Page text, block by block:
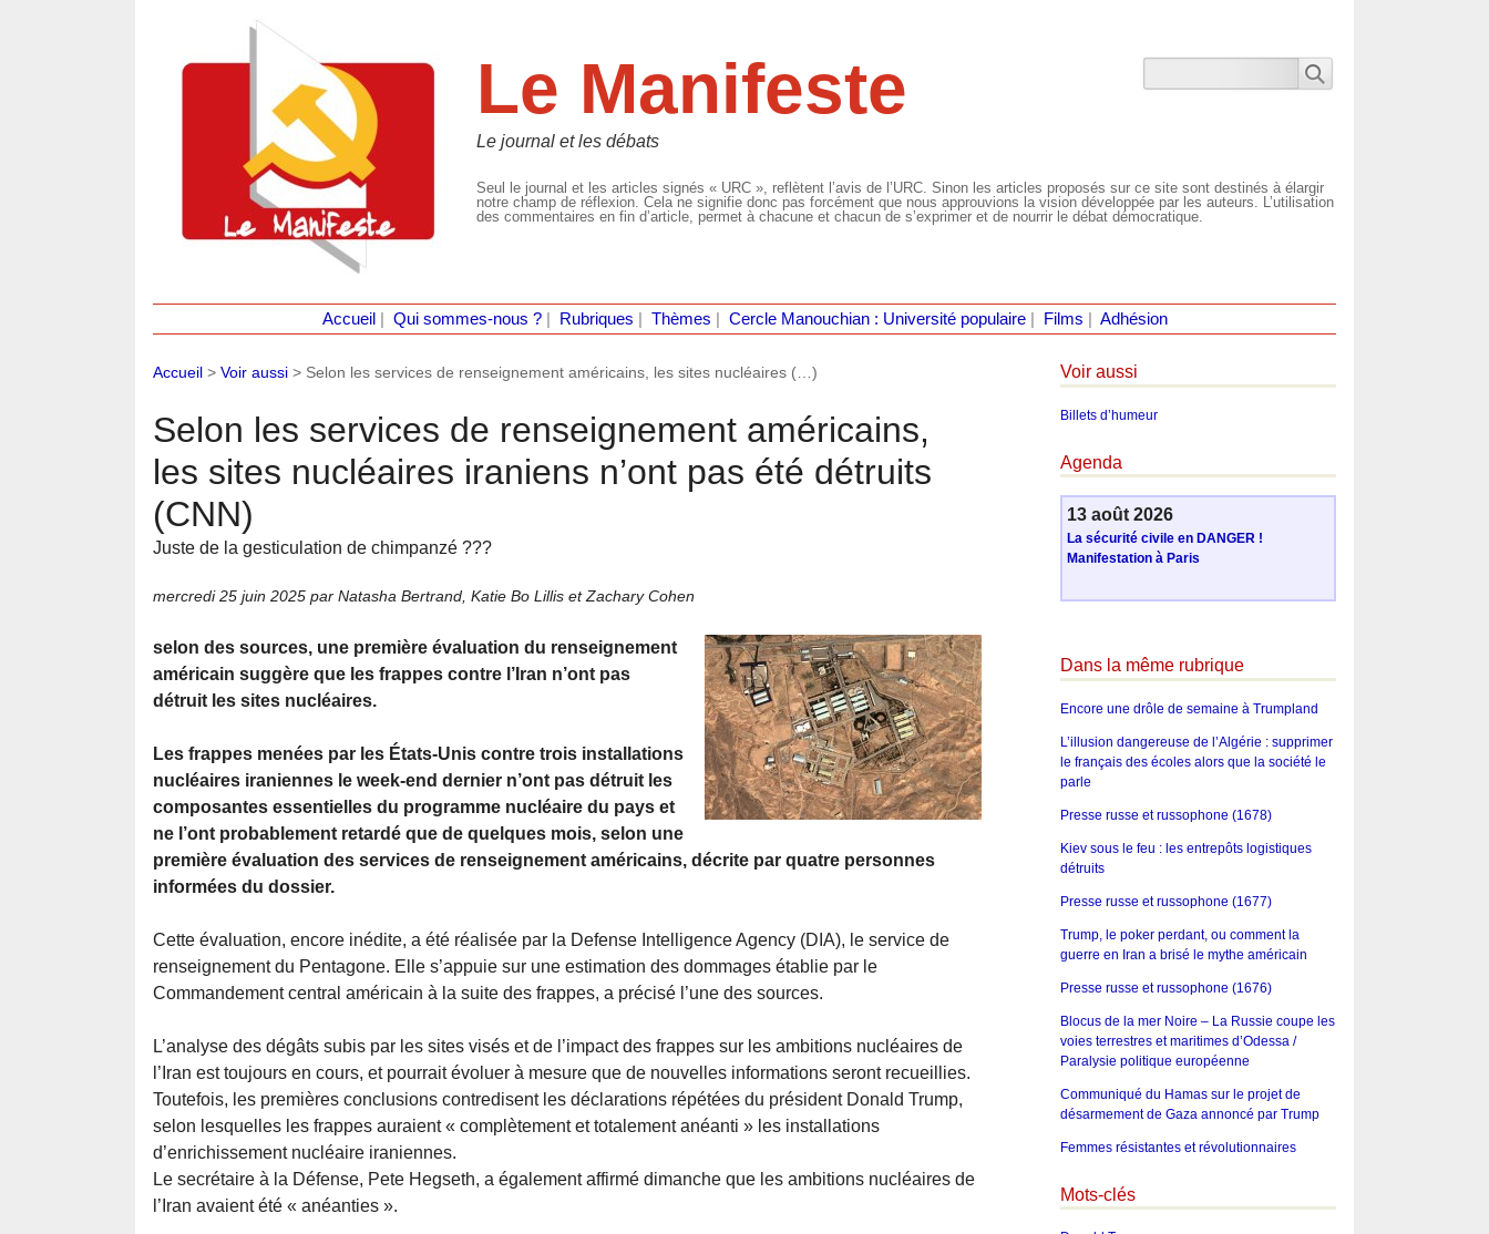
Le Manifeste
Le journal et les débats
Seul le journal et les articles signés « URC », reflètent l’avis de l’URC. Sinon les articles proposés sur ce site sont destinés à élargir
notre champ de réflexion. Cela ne signifie donc pas forcément que nous approuvions la vision développée par les auteurs. L’utilisation
des commentaires en fin d’article, permet à chacune et chacun de s’exprimer et de nourrir le débat démocratique.
Accueil Qui sommes-nous ?| Rubriques Thèmes Cercle Manouchian : Université populaire| Films Adhésion
Accueil > Voir aussi > Selon les services de renseignement américains, les sites nucléaires (…)
Selon les services de renseignement américains,
les sites nucléaires iraniens n’ont pas été détruits
(CNN)
Juste de la gesticulation de chimpanzé ???
mercredi 25 juin 2025 par Natasha Bertrand, Katie Bo Lillis et Zachary Cohen
selon des sources, une première évaluation du renseignement
américain suggère que les frappes contre l’Iran n’ont pas
détruit les sites nucléaires.
Les frappes menées par les États-Unis contre trois installations
nucléaires iraniennes le week-end dernier n’ont pas détruit les
composantes essentielles du programme nucléaire du pays et
ne l’ont probablement retardé que de quelques mois, selon une
première évaluation des services de renseignement américains, décrite par quatre personnes
informées du dossier.
Cette évaluation, encore inédite, a été réalisée par la Defense Intelligence Agency (DIA), le service de
renseignement du Pentagone. Elle s’appuie sur une estimation des dommages établie par le
Commandement central américain à la suite des frappes, a précisé l’une des sources.
L’analyse des dégâts subis par les sites visés et de l’impact des frappes sur les ambitions nucléaires de
l’Iran est toujours en cours, et pourrait évoluer à mesure que de nouvelles informations seront recueillies.
Toutefois, les premières conclusions contredisent les déclarations répétées du président Donald Trump,
selon lesquelles les frappes auraient « complètement et totalement anéanti » les installations
d’enrichissement nucléaire iraniennes.
Le secrétaire à la Défense, Pete Hegseth, a également affirmé dimanche que les ambitions nucléaires de
l’Iran avaient été « anéanties ».
Voir aussi
Billets d’humeur
Agenda
13 août 2026
La sécurité civile en DANGER !
Manifestation à Paris
Dans la même rubrique
Encore une drôle de semaine à Trumpland
L’illusion dangereuse de l’Algérie : supprimer
le français des écoles alors que la société le
parle
Presse russe et russophone (1678)
Kiev sous le feu : les entrepôts logistiques
détruits
Presse russe et russophone (1677)
Trump, le poker perdant, ou comment la
guerre en Iran a brisé le mythe américain
Presse russe et russophone (1676)
Blocus de la mer Noire – La Russie coupe les
voies terrestres et maritimes d’Odessa /
Paralysie politique européenne
Communiqué du Hamas sur le projet de
désarmement de Gaza annoncé par Trump
Femmes résistantes et révolutionnaires
Mots-clés